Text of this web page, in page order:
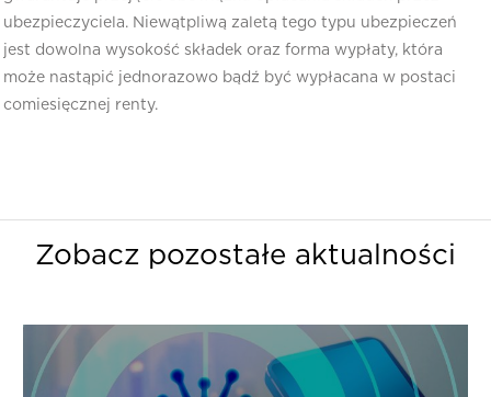
ubezpieczyciela. Niewątpliwą zaletą tego typu ubezpieczeń
jest dowolna wysokość składek oraz forma wypłaty, która
może nastąpić jednorazowo bądź być wypłacana w postaci
comiesięcznej renty.
Zobacz pozostałe aktualności